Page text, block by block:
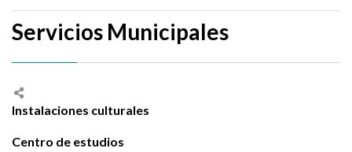
Servicios Municipales
Instalaciones culturales
Centro de estudios